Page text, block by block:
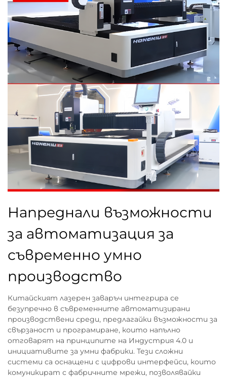
Напреднали възможности
за автоматизация за
съвременно умно
производство
Китайският лазерен заваръч интегрира се
безупречно в съвременните автоматизирани
производствени среди, предлагайки възможности за
свързаност и програмиране, които напълно
отговарят на принципите на Индустрия 4.0 и
инициативите за умни фабрики. Тези сложни
системи са оснащени с цифрови интерфейси, които
комуникират с фабричните мрежи, позволявайки